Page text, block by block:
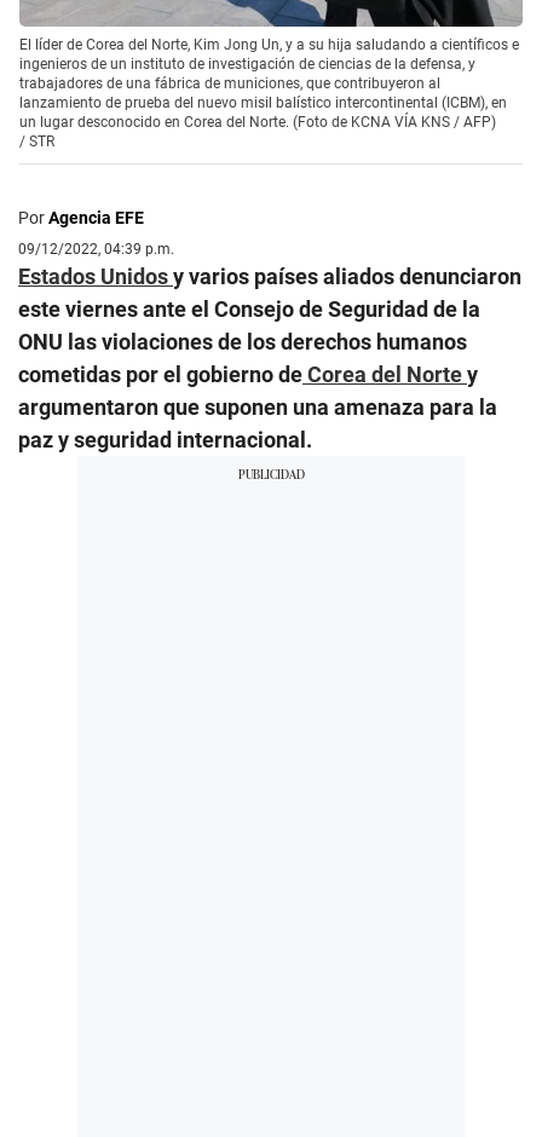
El líder de Corea del Norte, Kim Jong Un, y a su hija saludando a científicos e
ingenieros de un instituto de investigación de ciencias de la defensa, y
trabajadores de una fábrica de municiones, que contribuyeron al
lanzamiento de prueba del nuevo misil balístico intercontinental (ICBM), en
un lugar desconocido en Corea del Norte. (Foto de KCNA VÍA KNS / AFP)
/ STR
PorAgencia EFE
09/12/2022, 04:39 p.m.
Estados Unidosy varios países aliados denunciaron
este viernes ante el Consejo de Seguridad de la
ONU las violaciones de los derechos humanos
cometidas por el gobierno deCorea del Nortey
argumentaron que suponen una amenaza para la
paz y seguridad internacional.